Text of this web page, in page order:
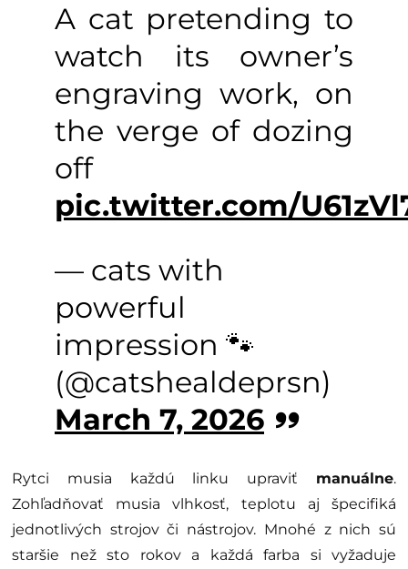
A cat pretending to
watch its owner’s
engraving work, on
the verge of dozing
off
pic.twitter.com/
— cats with
powerful
impression 🐾
(@catshealdeprsn)
March 7, 2026
Rytci musia každú linku upraviť manuálne.
Zohľadňovať musia vlhkosť, teplotu aj špecifiká
jednotlivých strojov či nástrojov. Mnohé z nich sú
staršie než sto rokov a každá farba si vyžaduje